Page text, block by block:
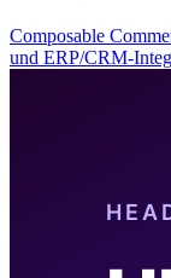
Composable
und ERP/CRM-